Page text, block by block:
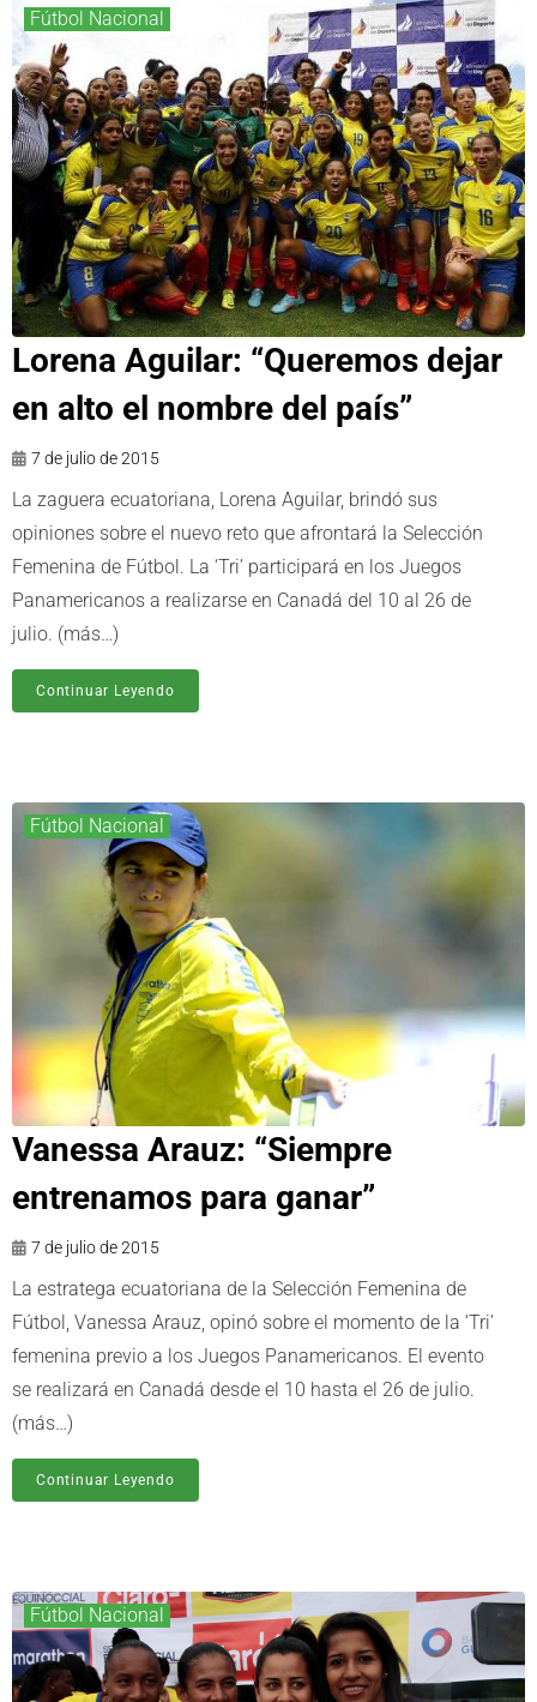
Fútbol Nacional
Lorena Aguilar: “Queremos dejar
en alto el nombre del país”
7 de julio de 2015
La zaguera ecuatoriana, Lorena Aguilar, brindó sus
opiniones sobre el nuevo reto que afrontará la Selección
Femenina de Fútbol. La ‘Tri’ participará en los Juegos
Panamericanos a realizarse en Canadá del 10 al 26 de
julio. (más…)
Continuar Leyendo
Fútbol Nacional
Vanessa Arauz: “Siempre
entrenamos para ganar”
7 de julio de 2015
La estratega ecuatoriana de la Selección Femenina de
Fútbol, Vanessa Arauz, opinó sobre el momento de la ‘Tri’
femenina previo a los Juegos Panamericanos. El evento
se realizará en Canadá desde el 10 hasta el 26 de julio.
(más…)
Continuar Leyendo
Fútbol Nacional